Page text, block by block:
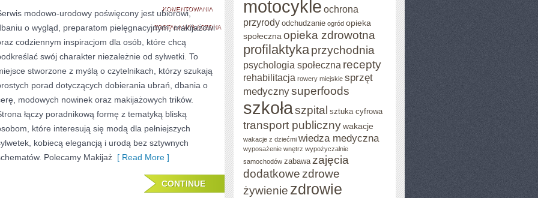
KOMENTOWANIABIELIZNA
I
STROJE
KĄPIELOWE
ZOSTAŁA WYŁĄCZONA
modowo-urodowy poświęcony jest ubiorowi,
o wygląd, preparatom pielęgnacyjnym, makijażowi
codziennym inspiracjom dla osób, które chcą
swój charakter niezależnie od sylwetki. To
stworzone z myślą o czytelnikach, którzy szukają
porad dotyczących dobierania ubrań, dbania o
modowych nowinek oraz makijażowych trików.
łączy poradnikową formę z tematyką bliską
które interesują się modą dla pełniejszych
kobiecą elegancją i urodą bez sztywnych
Polecamy Makijaż [ Read More ]
CONTINUE
motocykle ochrona
przyrody odchudzanie ogród opieka
społeczna opieka zdrowotna
profilaktykaprzychodnia
psychologia społeczna recepty
rehabilitacja rowery miejskie sprzęt
medycznysuperfoods
szkołaszpital sztuka cyfrowa
transport publicznywakacje
wakacje z dziećmi wiedza medyczna
wyposażenie wnętrz wypożyczalnie
samochodów zabawa zajęcia
dodatkowe zdrowe
żywienie zdrowie